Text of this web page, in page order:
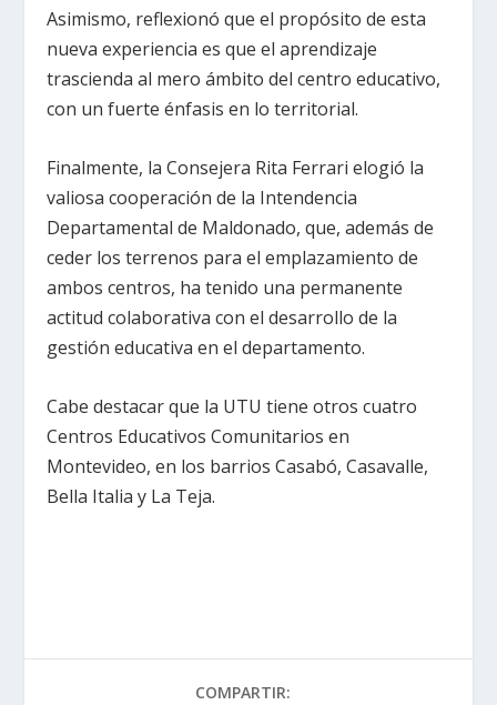
Asimismo, reflexionó que el propósito de esta
nueva experiencia es que el aprendizaje
trascienda al mero ámbito del centro educativo,
con un fuerte énfasis en lo territorial.
Finalmente, la Consejera Rita Ferrari elogió la
valiosa cooperación de la Intendencia
Departamental de Maldonado, que, además de
ceder los terrenos para el emplazamiento de
ambos centros, ha tenido una permanente
actitud colaborativa con el desarrollo de la
gestión educativa en el departamento.
Cabe destacar que la UTU tiene otros cuatro
Centros Educativos Comunitarios en
Montevideo, en los barrios Casabó, Casavalle,
Bella Italia y La Teja.
COMPARTIR: